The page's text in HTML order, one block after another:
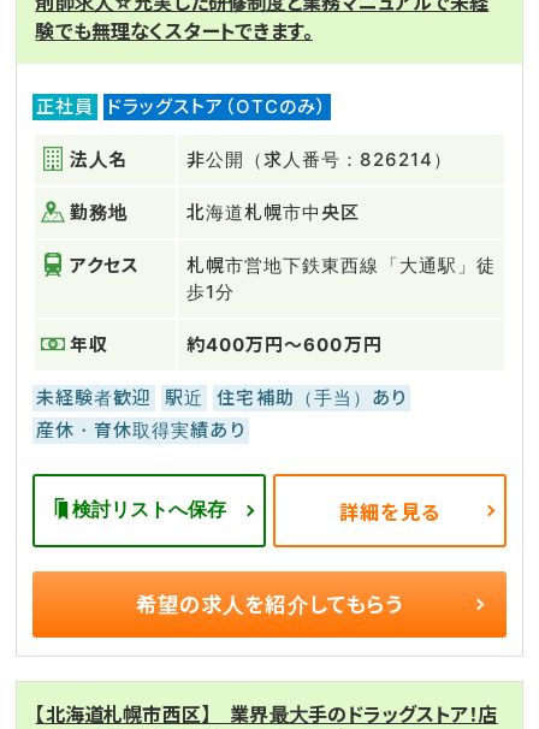
験でも無理なくスタートできます。
正社員 ドラッグストア（OTCのみ）
法人名 非公開（求人番号：826214）
勤務地 北海道札幌市中央区
アクセス
札幌市営地下鉄東西線「大通駅」徒
歩1分
年収 約400万円～600万円
未経験者歓迎 駅近
住宅補助（手当）あり
産休・育休取得実績あり
検討リストへ保存 詳細を見る
希望の求人を紹介してもらう
【北海道札幌市西区】 業界最大手のドラッグストア！店